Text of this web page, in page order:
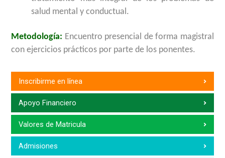
salud mental y conductual.
Metodología: Encuentro presencial de forma magistral
con ejercicios prácticos por parte de los ponentes.
Inscribirme en línea
Apoyo Financiero
Valores de Matricula
Admisiones